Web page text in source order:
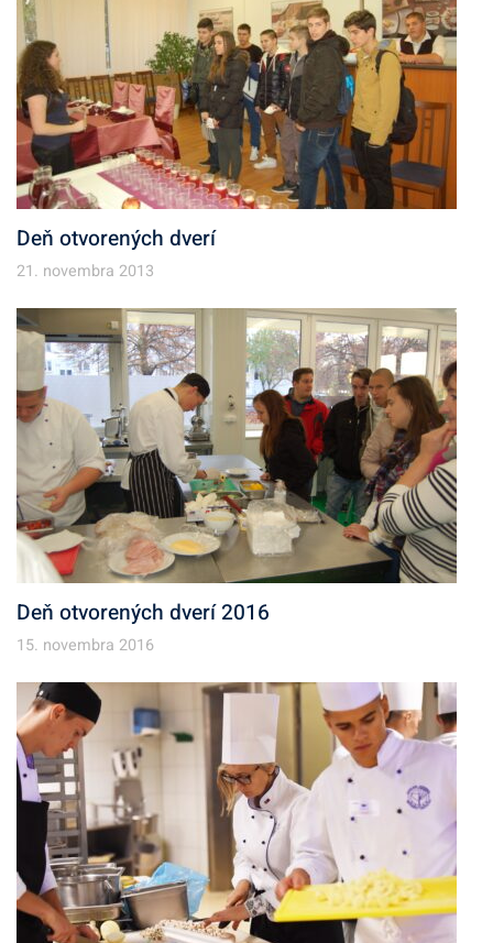
Deň otvorených dverí
21. novembra 2013
Deň otvorených dverí 2016
15. novembra 2016